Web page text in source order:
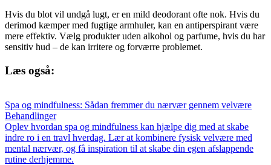
Hvis du blot vil undgå lugt, er en mild deodorant ofte nok. Hvis du
derimod kæmper med fugtige armhuler, kan en antiperspirant være
mere effektiv. Vælg produkter uden alkohol og parfume, hvis du har
sensitiv hud – de kan irritere og forværre problemet.
Læs også:
Spa og mindfulness: Sådan fremmer du nærvær gennem velvære
Behandlinger
Oplev hvordan spa og mindfulness kan hjælpe dig med at skabe
indre ro i en travl hverdag. Lær at kombinere fysisk velvære med
mental nærvær, og få inspiration til at skabe din egen afslappende
rutine derhjemme.